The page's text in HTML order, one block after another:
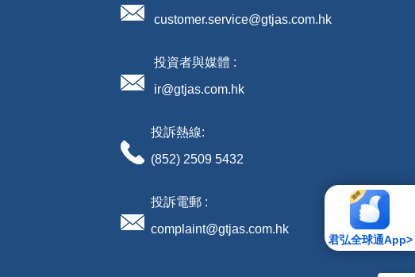
君弘全球通App>
customer.service@gtjas.com.hk
投資者與媒體 :
ir@gtjas.com.hk
投訴熱線:
(852) 2509 5432
投訴電郵 :
complaint@gtjas.com.hk